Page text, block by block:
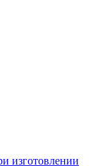
изготовлении